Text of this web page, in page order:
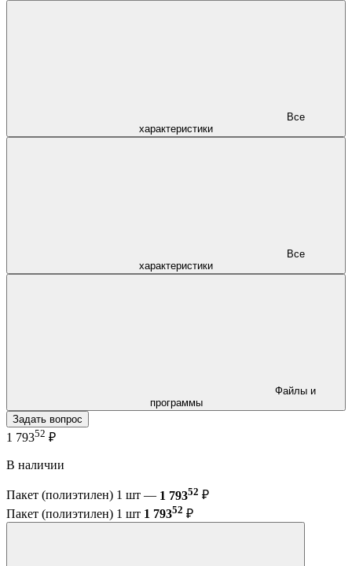
характеристики
характеристики
программы
Задать вопрос
1 79352 ₽
В наличии
Пакет (полиэтилен) 1 шт — 1 79352 ₽
Пакет (полиэтилен) 1 шт 1 79352 ₽